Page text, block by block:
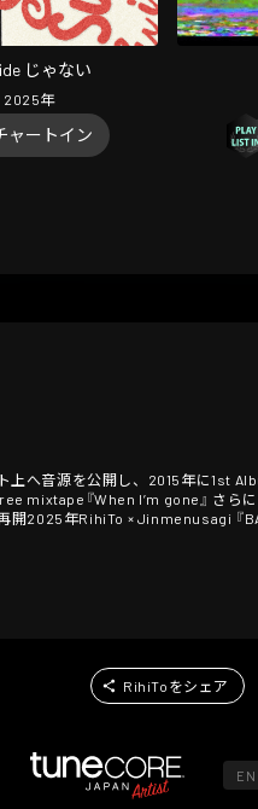
じゃない
2025年
ャートイン
へ音源を公開し、2015年に1st
mixtape『When I’m gone』 さら
2025年RihiTo × Jinmenusagi 『
RihiToをシェア
EN